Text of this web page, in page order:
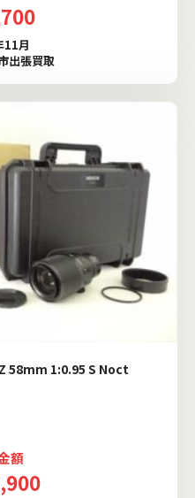
11月
出張買取
58mm 1:0.95 S Noct
額